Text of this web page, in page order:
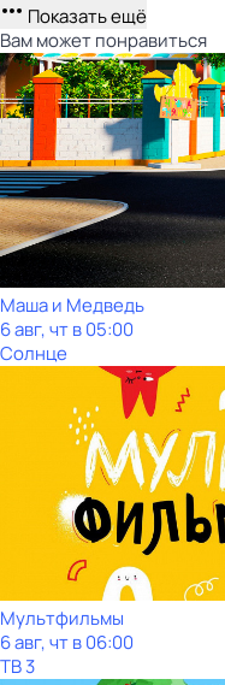
Показать ещё
Вам может понравиться
Маша и Медведь
6 авг, чт в 05:00
Солнце
Мультфильмы
6 авг, чт в 06:00
ТВ 3